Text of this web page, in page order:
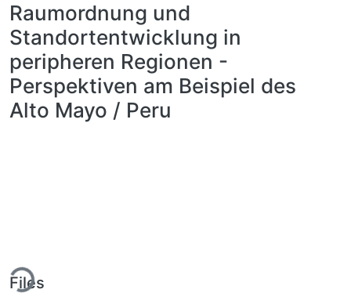
Raumordnung und
Standortentwicklung in
peripheren Regionen -
Perspektiven am Beispiel des
Alto Mayo / Peru
Files